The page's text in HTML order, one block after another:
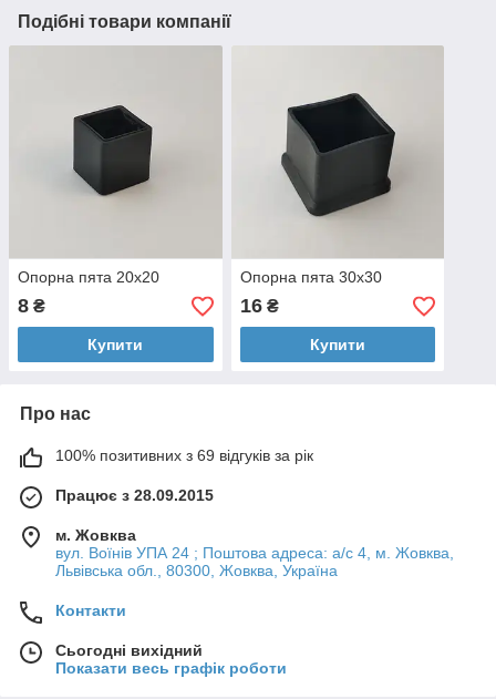
Подібні товари компанії
Опорна пята 20x20
8 ₴
Купити
Опорна пята 30x30
16₴
Купити
Про нас
100% позитивних з 69 відгуків за рік
Працює з 28.09.2015
м. Жовква
вул. Воїнів УПА 24 ; Поштова адреса: а/с 4, м. Жовква,
Львівська обл., 80300, Жовква, Україна
Контакти
Сьогодні вихідний
Показати весь графік роботи